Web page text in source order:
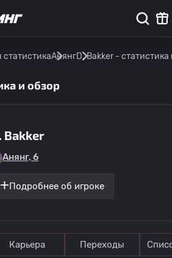
АнянгD. Bakker - статистика
и обзор
Bakker
Анянг, 6
Подробнее об игроке
Карьера Переходы